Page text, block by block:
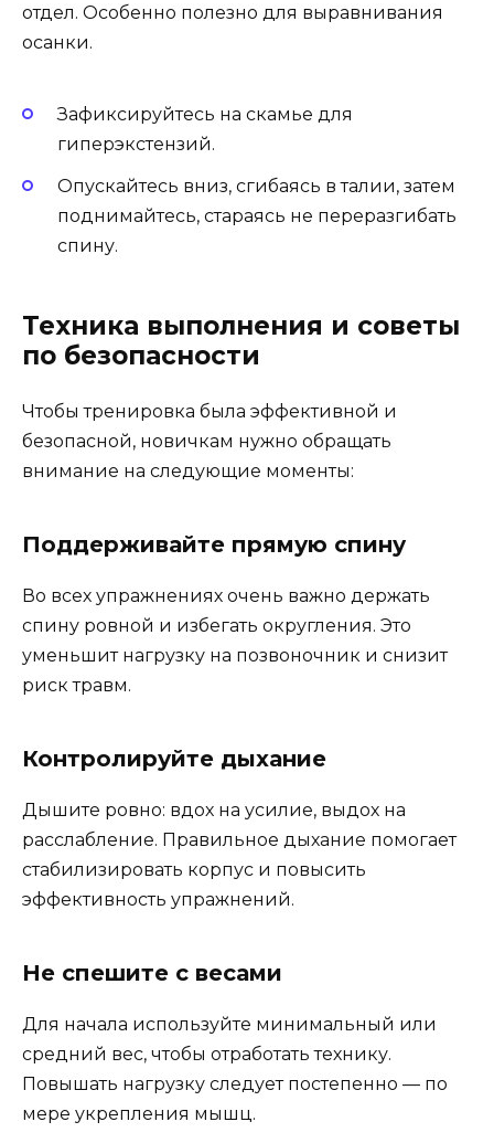
отдел. Особенно полезно для выравнивания
осанки.
Зафиксируйтесь на скамье для
гиперэкстензий.
Опускайтесь вниз, сгибаясь в талии, затем
поднимайтесь, стараясь не переразгибать
спину.
Техника выполнения и советы
по безопасности
Чтобы тренировка была эффективной и
безопасной, новичкам нужно обращать
внимание на следующие моменты:
Поддерживайте прямую спину
Во всех упражнениях очень важно держать
спину ровной и избегать округления. Это
уменьшит нагрузку на позвоночник и снизит
риск травм.
Контролируйте дыхание
Дышите ровно: вдох на усилие, выдох на
расслабление. Правильное дыхание помогает
стабилизировать корпус и повысить
эффективность упражнений.
Не спешите с весами
Для начала используйте минимальный или
средний вес, чтобы отработать технику.
Повышать нагрузку следует постепенно — по
мере укрепления мышц.